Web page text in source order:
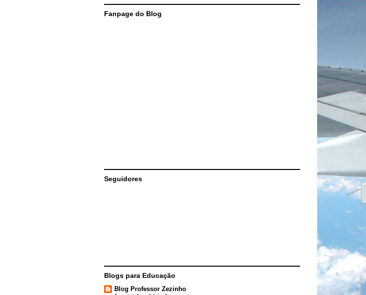
Fanpage do Blog
Seguidores
Blogs para Educação
Blog Professor Zezinho